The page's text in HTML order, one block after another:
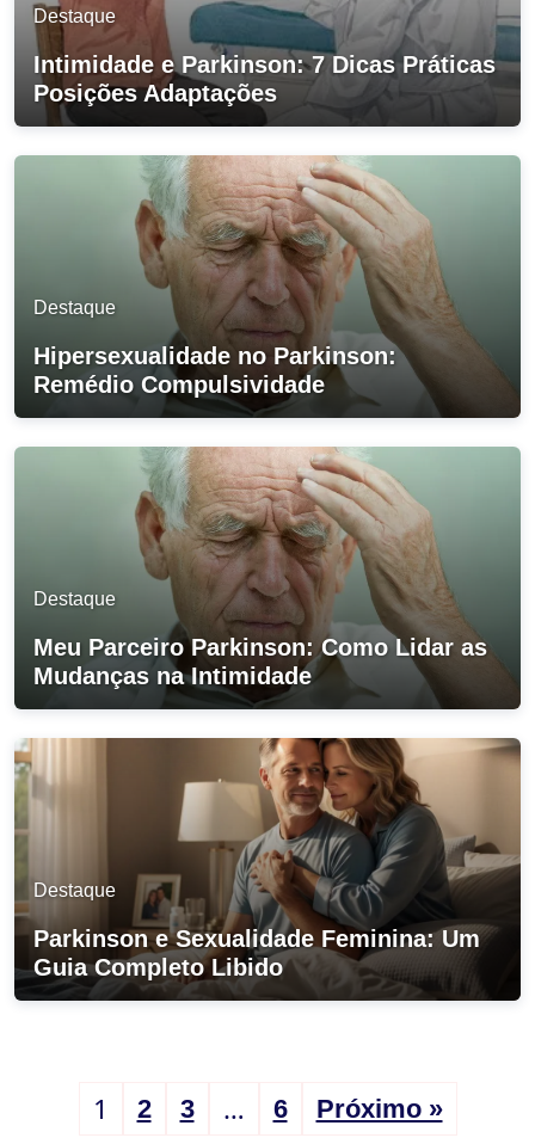
Destaque
Intimidade e Parkinson: 7 Dicas Práticas
Posições Adaptações
Destaque
Hipersexualidade no Parkinson:
Remédio Compulsividade
Destaque
Meu Parceiro Parkinson: Como Lidar as
Mudanças na Intimidade
Destaque
Parkinson e Sexualidade Feminina: Um
Guia Completo Libido
1 2 3 … 6 Próximo »